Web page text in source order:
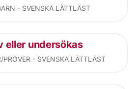
- SVENSKA LÄTTLÄST
eller undersökas
PROVER - SVENSKA LÄTTLÄST